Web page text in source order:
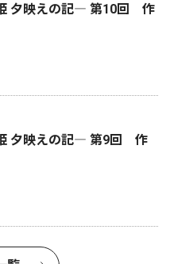
夕映えの記― 第10回 作
夕映えの記― 第9回 作